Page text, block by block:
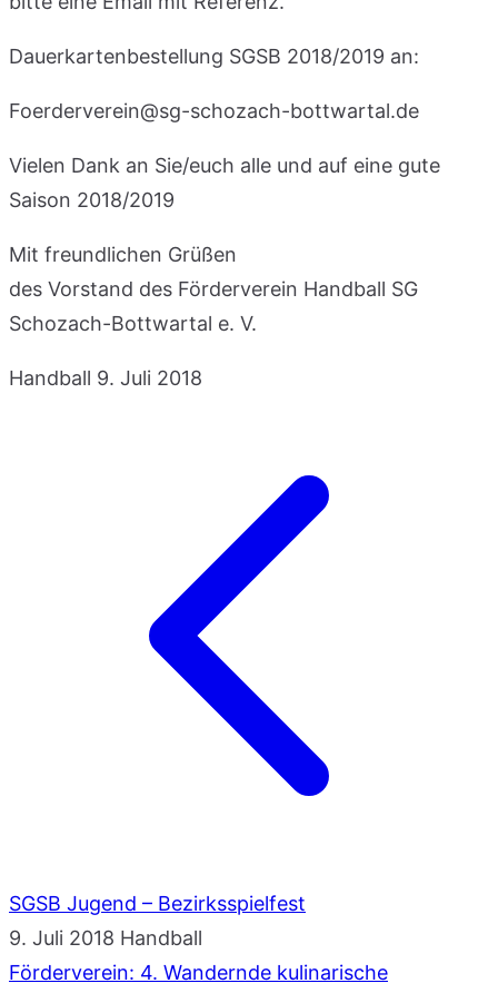
Dauerkartenbestellung SGSB 2018/2019 an:
Foerderverein@sg-schozach-bottwartal.de
Vielen Dank an Sie/euch alle und auf eine gute
Saison 2018/2019
Mit freundlichen Grüßen
des Vorstand des Förderverein Handball SG
Schozach-Bottwartal e. V.
Handball 9. Juli 2018
SGSB Jugend – Bezirksspielfest
9. Juli 2018 Handball
Förderverein: 4. Wandernde kulinarische